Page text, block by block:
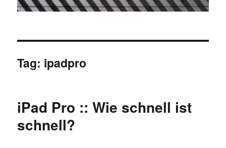
Tag: ipadpro
iPad Pro :: Wie schnell ist
schnell?